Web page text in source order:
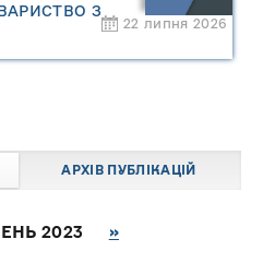
З
22 липня 2026
АРХІВ ПУБЛІКАЦІЙ
2023 »